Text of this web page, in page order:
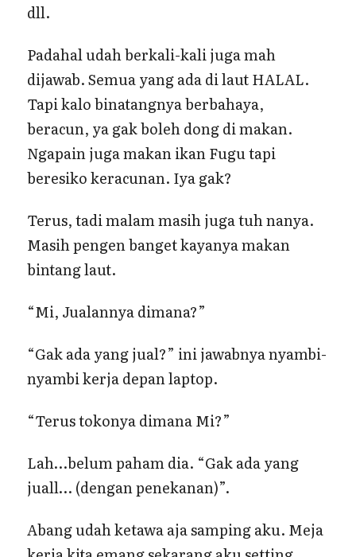
dll.
Padahal udah berkali-kali juga mah
dijawab. Semua yang ada di laut HALAL.
Tapi kalo binatangnya berbahaya,
beracun, ya gak boleh dong di makan.
Ngapain juga makan ikan Fugu tapi
beresiko keracunan. Iya gak?
Terus, tadi malam masih juga tuh nanya.
Masih pengen banget kayanya makan
bintang laut.
“Mi, Jualannya dimana?”
“Gak ada yang jual?” ini jawabnya nyambi-
nyambi kerja depan laptop.
“Terus tokonya dimana Mi?”
Lah…belum paham dia. “Gak ada yang
juall… (dengan penekanan)”.
Abang udah ketawa aja samping aku. Meja